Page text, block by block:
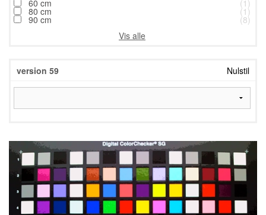
60 cm (1)
80 cm (1)
90 cm
(8)
Vis alle
version 59 Nulstil